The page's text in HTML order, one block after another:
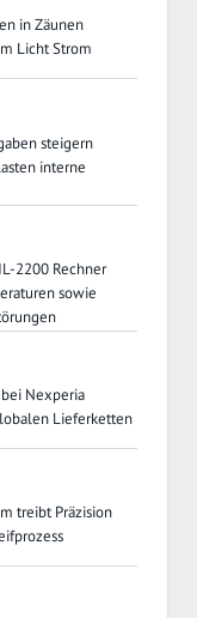
in Zäunen
Licht Strom
steigern
interne
2200 Rechner
sowie
Nexperia
Lieferketten
treibt Präzision